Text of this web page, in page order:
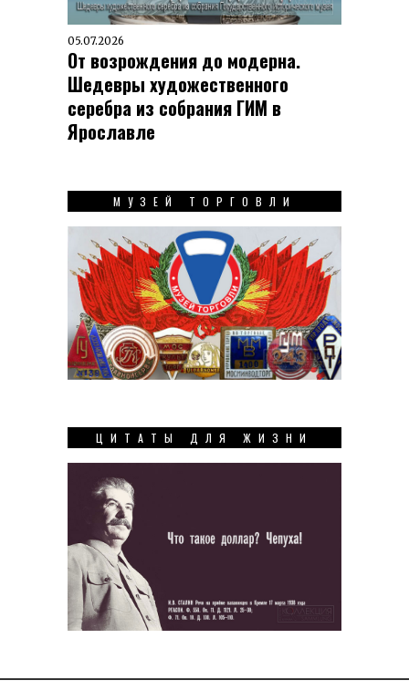
05.07.2026
От возрождения до модерна.
Шедевры художественного
серебра из собрания ГИМ в
Ярославле
МУЗЕЙ ТОРГОВЛИ
ЦИТАТЫ ДЛЯ ЖИЗНИ